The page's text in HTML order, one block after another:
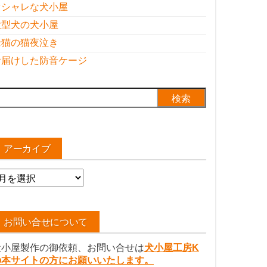
ャレな犬小屋
犬の犬小屋
の猫夜泣き
けした防音ケージ
アーカイブ
お問い合せについて
屋製作の御依頼、お問い合せは犬小屋工房K
サイトの方にお願いいたします。